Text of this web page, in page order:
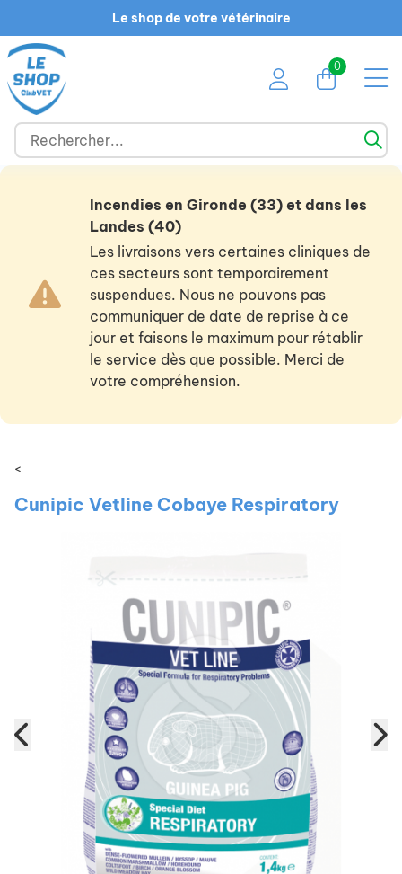
Le shop de votre vétérinaire
0
Incendies en Gironde (33) et dans les
Landes (40)
Les livraisons vers certaines cliniques de
ces secteurs sont temporairement
suspendues. Nous ne pouvons pas
communiquer de date de reprise à ce
jour et faisons le maximum pour rétablir
le service dès que possible. Merci de
votre compréhension.
<
Cunipic Vetline Cobaye Respiratory